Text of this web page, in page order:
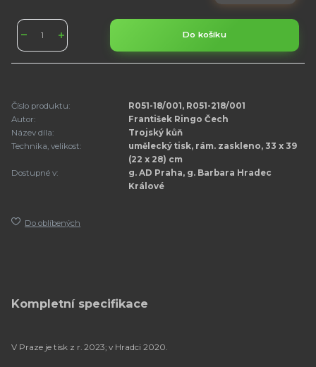
Do košíku
Číslo produktu:
R051-18/001, R051-218/001
Autor:
František Ringo Čech
Název díla:
Trojský kůň
Technika, velikost:
umělecký tisk, rám. zaskleno, 33 x 39
(22 x 28) cm
Dostupné v:
g. AD Praha, g. Barbara Hradec
Králové
Do oblíbených
Kompletní specifikace
V Praze je tisk z r. 2023; v Hradci 2020.